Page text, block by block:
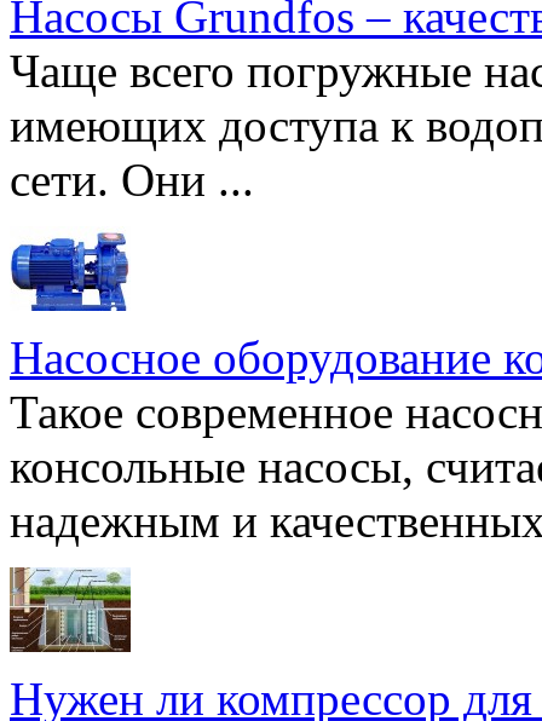
Насосы Grundfos –
Чаще всего погружные
имеющих доступа к
сети. Они ...
Насосное оборудование
Такое современное
консольные насосы,
надежным и
Нужен ли компрессор для